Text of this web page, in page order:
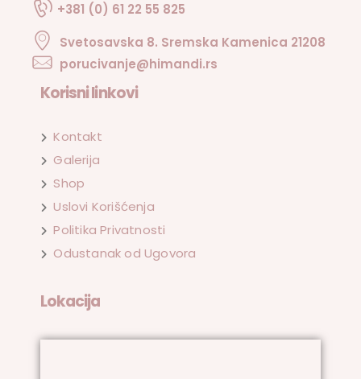
+381 (0) 61 22 55 825
Svetosavska 8. Sremska Kamenica 21208
porucivanje@himandi.rs
Korisni linkovi
Kontakt
Galerija
Shop
Uslovi Korišćenja
Politika Privatnosti
Odustanak od Ugovora
Lokacija